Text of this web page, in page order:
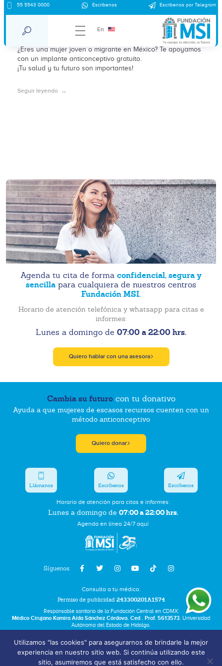
55 5543 0000 Escríbenos Escríbenos por Telegram
En
Protege tu presente: implante
anticonceptivo gratuito
¿Eres una mujer joven o migrante en México? Te apoyamos
con un implante anticonceptivo gratuito.
¡Tu salud y tu futuro son importantes!
Seguir leyendo
Agenda tu cita de forma confidencial, segura y
sencilla para cualquiera de nuestros centros
Fundación MSI.
Horario de atención telefónica y whatsapp para citas e
informes:
Lunes a domingo de 07:00 a 22:00 hrs.
Quiero hablar con una asesora
Cambia su futurocon tu donativo
Ayuda a que mujeres de escasos recursos cuenten con un
método anticonceptivo
Quiero donar
Síguenos:
Horario de atención para citas e informes:
Lunes a domingo de 07:00 a 22:00 hrs.
Agenda en línea 24/7 aquí
Llámanos Escríbenos Escríbenos
Consulta a tu médico.
Permiso de publicidad 243300201A1574
Responsable sanitario de la Fundación Central en CDMX:
Médico Cirujano Kamira Aída Sánchez Córdova. Ced . Prof. 5613573. Universidad
Autónoma del Estado de Hidalgo.
Términos y Condiciones
Bolsa de Trabajo
Utilizamos "las cookies" para asegurarnos de brindarle la mejor
experiencia en nuestro sitio web. Si continúa utilizando este
sitio, asumiremos que está satisfecho con ello.